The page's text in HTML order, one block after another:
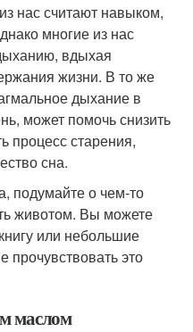
нас считают навыком,
многие из нас
вдыхая
жизни. В то же
дыхание в
может помочь снизить
процесс старения,
сна.
подумайте о чем-то
животом. Вы можете
или небольшие
прочувствовать это
маслом